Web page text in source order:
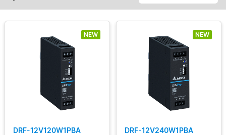
CliQ
II
CliQ
NEW
DRF-12V120W1PBA
NEW
DRF-12V240W1PBA